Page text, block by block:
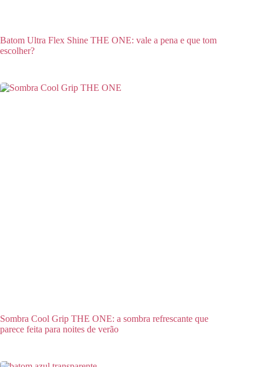
Batom Ultra Flex Shine THE ONE: vale a pena e que tom
escolher?
Sombra Cool Grip THE ONE: a sombra refrescante que
parece feita para noites de verão